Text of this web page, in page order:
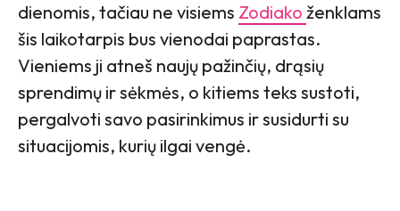
dienomis, tačiau ne visiems Zodiako ženklams
šis laikotarpis bus vienodai paprastas.
Vieniems ji atneš naujų pažinčių, drąsių
sprendimų ir sėkmės, o kitiems teks sustoti,
pergalvoti savo pasirinkimus ir susidurti su
situacijomis, kurių ilgai vengė.